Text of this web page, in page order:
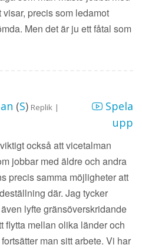
precis som ledamot
Men det är ju ett fåtal som
(S) Replik |
Spela
upp
också att vicetalman
jobbar med äldre och andra
precis samma möjligheter att
där. Jag tycker
lyfte gränsöverskridande
flytta mellan olika länder och
man sitt arbete. Vi har